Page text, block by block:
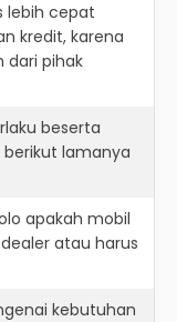
lebih cepat
kredit, karena
dari pihak
beserta
berikut lamanya
apakah mobil
atau harus
kebutuhan